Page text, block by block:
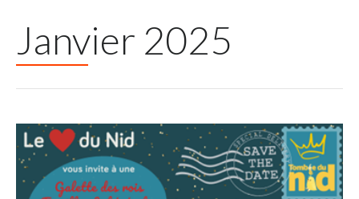
Janvier 2025